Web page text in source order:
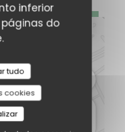
inferior
do
tudo
cookies